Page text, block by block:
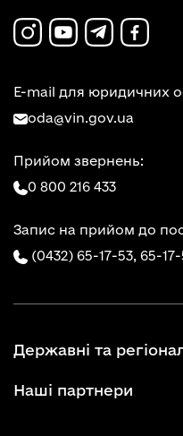
E-mail для юридичних
oda@vin.gov.ua
Прийом звернень:
0 800 216 433
Запис на прийом до
(0432) 65-17-53, 65-
Державні та
Наші партнери